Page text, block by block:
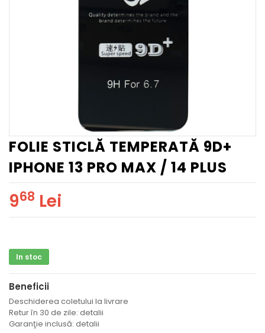
FOLIE STICLĂ TEMPERATĂ 9D+
IPHONE 13 PRO MAX / 14 PLUS
968 Lei
In stoc
Beneficii
Deschiderea coletului la livrare
Retur în 30 de zile: detalii
Garanţie inclusă: detalii